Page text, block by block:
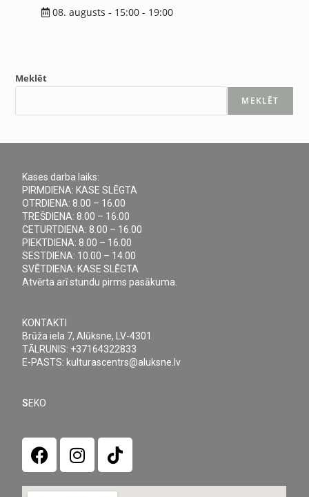
08. augusts - 15:00 - 19:00
Meklēt
MEKLĒT
Kases darba laiks:
PIRMDIENA: KASE SLĒGTA
OTRDIENA: 8.00 – 16.00
TREŠDIENA: 8.00 – 16.00
CETURTDIENA: 8.00 – 16.00
PIEKTDIENA: 8.00 – 16.00
SESTDIENA: 10.00 – 14.00
SVĒTDIENA: KASE SLĒGTA
Atvērta arī stundu pirms pasākuma.
KONTAKTI
Brūža iela 7, Alūksne, LV-4301
TĀLRUNIS: +37164322833
E-PASTS: kulturascentrs@aluksne.lv
SEKO